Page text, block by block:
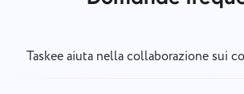
Taskee aiuta nella collaborazione sui